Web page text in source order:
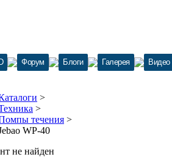
ID Форум Блоги Галерея Видео
>
>
течения >
WP-40
не найден